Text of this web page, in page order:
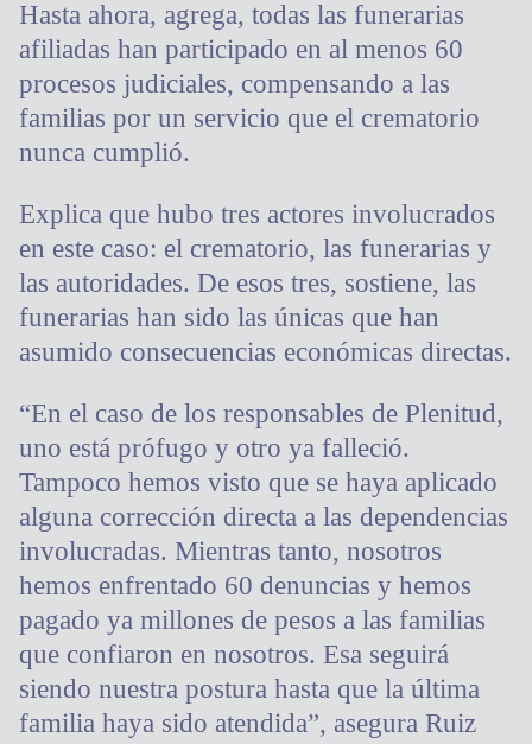
Hasta ahora, agrega, todas las funerarias
afiliadas han participado en al menos 60
procesos judiciales, compensando a las
familias por un servicio que el crematorio
nunca cumplió.
Explica que hubo tres actores involucrados
en este caso: el crematorio, las funerarias y
las autoridades. De esos tres, sostiene, las
funerarias han sido las únicas que han
asumido consecuencias económicas directas.
“En el caso de los responsables de Plenitud,
uno está prófugo y otro ya falleció.
Tampoco hemos visto que se haya aplicado
alguna corrección directa a las dependencias
involucradas. Mientras tanto, nosotros
hemos enfrentado 60 denuncias y hemos
pagado ya millones de pesos a las familias
que confiaron en nosotros. Esa seguirá
siendo nuestra postura hasta que la última
familia haya sido atendida”, asegura Ruiz